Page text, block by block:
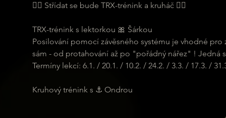
🏋️‍♂️ Střídat se bude TRX-trénink a kruháč 🏋️‍♂️
TRX-trénink s lektorkou 🎀 Šárkou
Posilování pomocí závěsného systému je vhodné
sám - od protahování až po "pořádný nářez" ! Jedná
Termíny lekcí: 6.1. / 20.1. / 10.2. / 24.2. / 3.3. / 17.3. /
Kruhový trénink s ⚓ Ondrou